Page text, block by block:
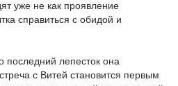
уже не как проявление
справиться с обидой и
последний лепесток она
с Витей становится первым